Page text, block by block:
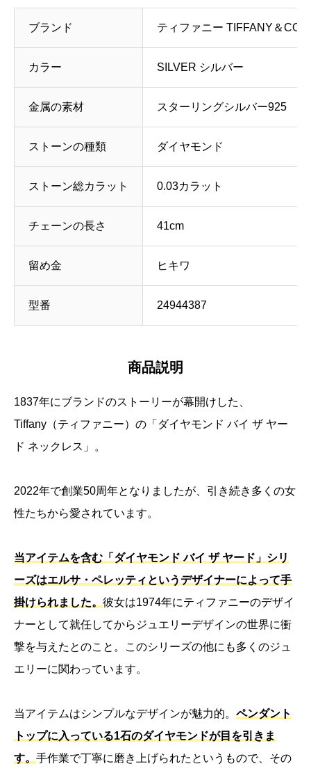
ブランド ティファニー TIFFANY＆CO.
カラー SILVER シルバー
金属の素材 スターリングシルバー925
ストーンの種類 ダイヤモンド
ストーン総カラット 0.03カラット
チェーンの長さ 41cm
留め金 ヒキワ
型番 24944387
商品説明
1837年にブランドのストーリーが幕開けした、
Tiffany（ティファニー）の「ダイヤモンド バイ ザ ヤー
ド ネックレス」。
2022年で創業50周年となりましたが、引き続き多くの女
性たちから愛されています。
当アイテムを含む「ダイヤモンド バイ ザ ヤード」シリ
ーズはエルサ・ペレッティというデザイナーによって手
掛けられました。 彼女は1974年にティファニーのデザイ
ナーとして就任してからジュエリーデザインの世界に衝
撃を与えたとのこと。このシリーズの他にも多くのジュ
エリーに関わっています。
当アイテムはシンプルなデザインが魅力的。 ペンダント
トップに入っている1石のダイヤモンドが目を引きま
す。 手作業で丁寧に磨き上げられたというもので、その